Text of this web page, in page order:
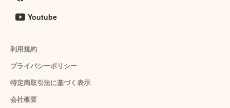
Youtube
利用規約
プライバシーポリシー
特定商取引法に基づく表示
会社概要